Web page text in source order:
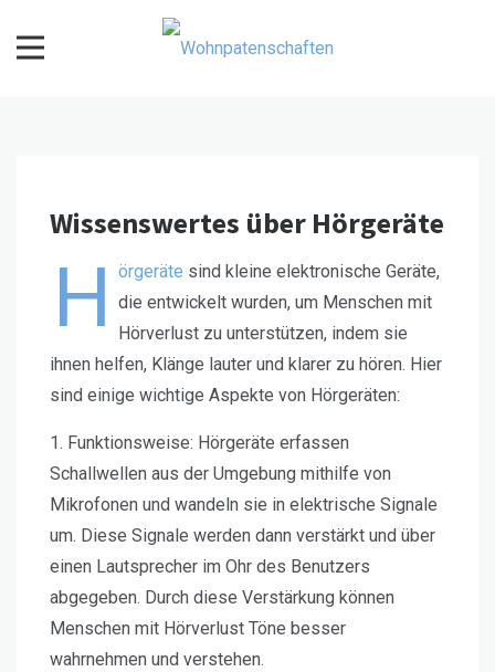
content
Wissenswertes über Hörgeräte
H örgeräte sind kleine elektronische Geräte,
die entwickelt wurden, um Menschen mit
Hörverlust zu unterstützen, indem sie
ihnen helfen, Klänge lauter und klarer zu hören. Hier
sind einige wichtige Aspekte von Hörgeräten:
1. Funktionsweise: Hörgeräte erfassen
Schallwellen aus der Umgebung mithilfe von
Mikrofonen und wandeln sie in elektrische Signale
um. Diese Signale werden dann verstärkt und über
einen Lautsprecher im Ohr des Benutzers
abgegeben. Durch diese Verstärkung können
Menschen mit Hörverlust Töne besser
wahrnehmen und verstehen.